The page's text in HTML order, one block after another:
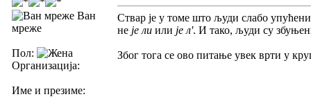
Ван
мреже
Пол:
Организација:
Име и презиме:
Ствар је у томе што људи слабо
не је ли или је л'. И тако, људи су
Због тога се ово питање увек врти у